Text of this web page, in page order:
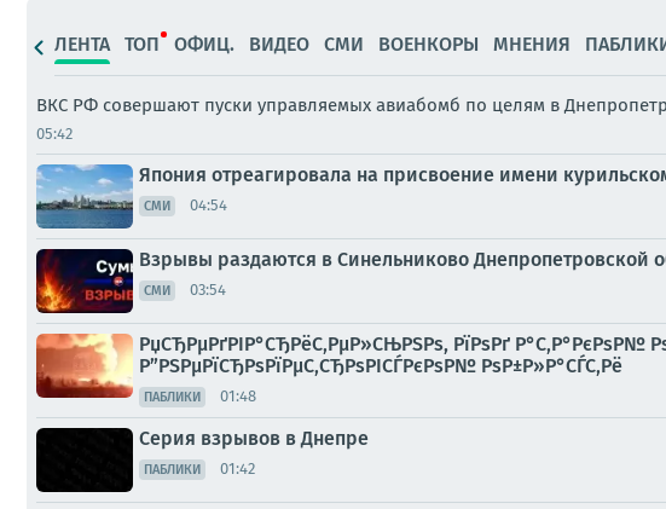
ЛЕНТА ТОП ОФИЦ. ВИДЕО СМИ ВОЕНКОРЫ МНЕНИЯ
ВКС РФ совершают пуски управляемых авиабомб по целям в
05:42
Япония отреагировала на присвоение имени
СМИ 04:54
Взрывы раздаются в Синельниково Днепропетровской
СМИ 03:54
РџСЂРµРґРІР°СЂРёС‚РµР»СЊРЅРѕ, РїРѕРґ Р°С‚Р°РєРѕР№
Р”РЅРµРїСЂРѕРїРµС‚СЂРѕРІСЃРєРѕР№ РѕР±Р»Р°СЃС‚Рё
ПАБЛИКИ 01:48
Серия взрывов в Днепре
ПАБЛИКИ 01:42